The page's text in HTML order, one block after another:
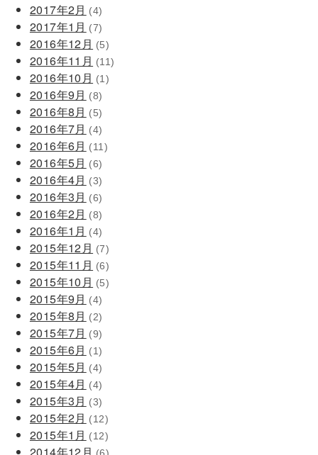
2017年2月 (4)
2017年1月 (7)
2016年12月 (5)
2016年11月 (11)
2016年10月 (1)
2016年9月 (8)
2016年8月 (5)
2016年7月 (4)
2016年6月 (11)
2016年5月 (6)
2016年4月 (3)
2016年3月 (6)
2016年2月 (8)
2016年1月 (4)
2015年12月 (7)
2015年11月 (6)
2015年10月 (5)
2015年9月 (4)
2015年8月 (2)
2015年7月 (9)
2015年6月 (1)
2015年5月 (4)
2015年4月 (4)
2015年3月 (3)
2015年2月 (12)
2015年1月 (12)
2014年12月 (6)